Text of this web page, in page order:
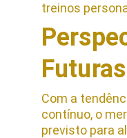
treinos
Futuras
Com a
contínuo, o
previsto para